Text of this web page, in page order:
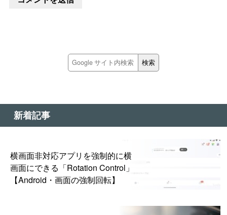
新着記事
横画面非対応アプリを強制的に横
画面にできる「Rotation Control」
【Android・画面の強制回転】